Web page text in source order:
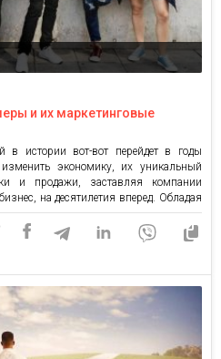
и их маркетинговые
в истории вот-вот перейдет в годы
экономику, их уникальный
и продажи, заставляя компании
на десятилетия вперед. Обладая
настроить свои маркетинговые
внимание всех четырех поколений
X, […]